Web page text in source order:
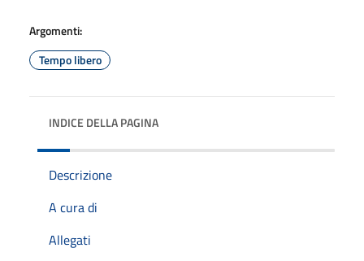
Argomenti:
Tempo libero
INDICE DELLA PAGINA
Descrizione
A cura di
Allegati